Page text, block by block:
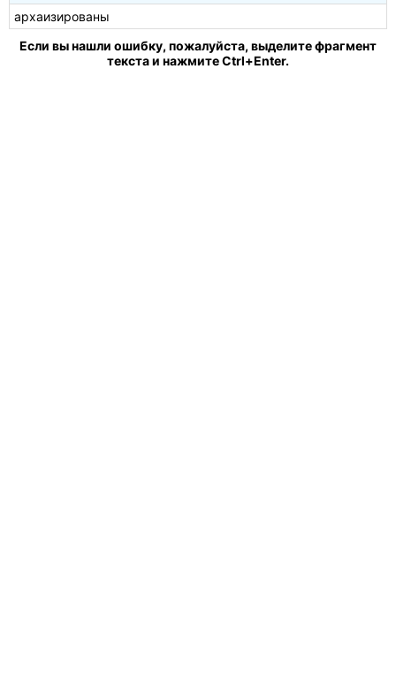
архаизированы
Если вы нашли ошибку, пожалуйста, выделите фрагмент
текста и нажмите Ctrl+Enter.